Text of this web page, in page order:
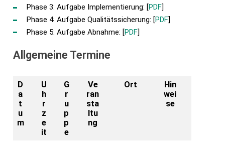
Phase 3: Aufgabe Implementierung: [PDF]
Phase 4: Aufgabe Qualitätssicherung: [PDF]
Phase 5: Aufgabe Abnahme: [PDF]
Allgemeine Termine
D
a
t
u
m
U
h
r
z
e
it
G
r
u
p
p
e
Ve
ran
sta
ltu
ng
Ort
Hin
wei
se